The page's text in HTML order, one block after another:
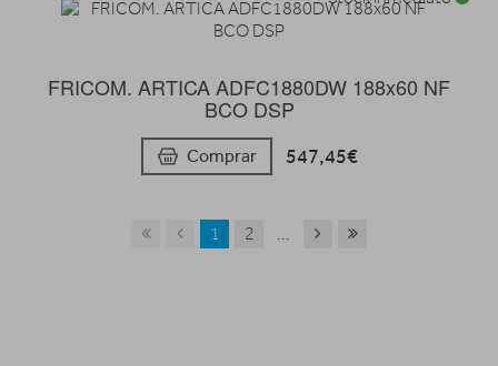
FRICOM. ARTICA ADFC1880DW 188x60 NF
BCO DSP
Comprar 547,45€
1 2 ...